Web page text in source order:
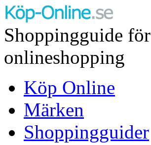
Shoppingguide för
onlineshopping
Köp Online
Märken
Shoppingguider